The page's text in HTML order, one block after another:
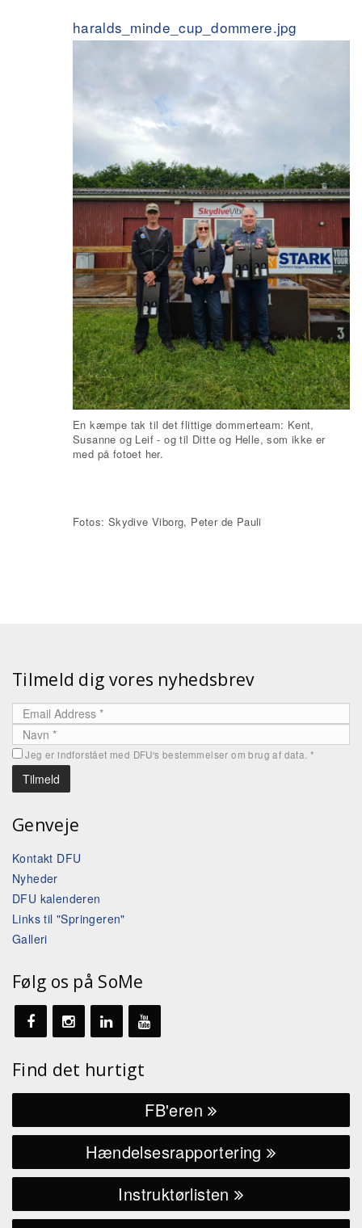
haralds_minde_cup_dommere.jpg
En kæmpe tak til det flittige dommerteam: Kent,
Susanne og Leif - og til Ditte og Helle, som ikke er
med på fotoet her.
Fotos: Skydive Viborg, Peter de Pauli
Tilmeld dig vores nyhedsbrev
Jeg er indforstået med DFU's bestemmelser om brug af data.*
Genveje
Kontakt DFU
Nyheder
DFU kalenderen
Links til "Springeren"
Galleri
Følg os på SoMe
Find det hurtigt
FB'eren
Hændelsesrapportering
Instruktørlisten